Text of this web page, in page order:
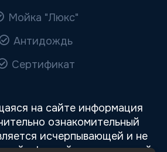
Мойка "Люкс"
Антидождь
Сертификат
на сайте информация
ознакомительный
исчерпывающей и не